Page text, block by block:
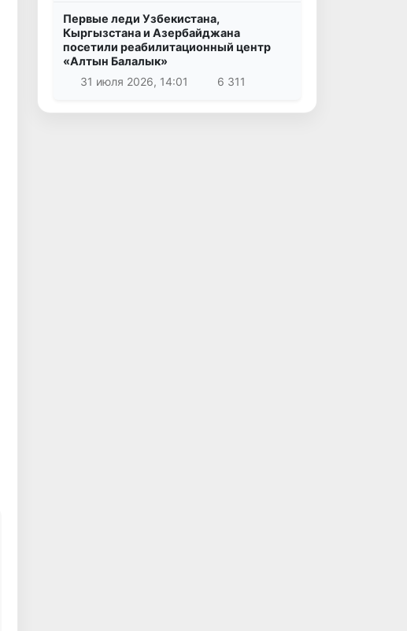
Первые леди Узбекистана,
Кыргызстана и Азербайджана
посетили реабилитационный центр
«Алтын Балалык»
31 июля 2026, 14:01
6 311